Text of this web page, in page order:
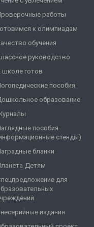
работы
к олимпиадам
обучения
руководство
школе готов
пособия
образование
пособия
стенды)
бланки
Детям
для
издания